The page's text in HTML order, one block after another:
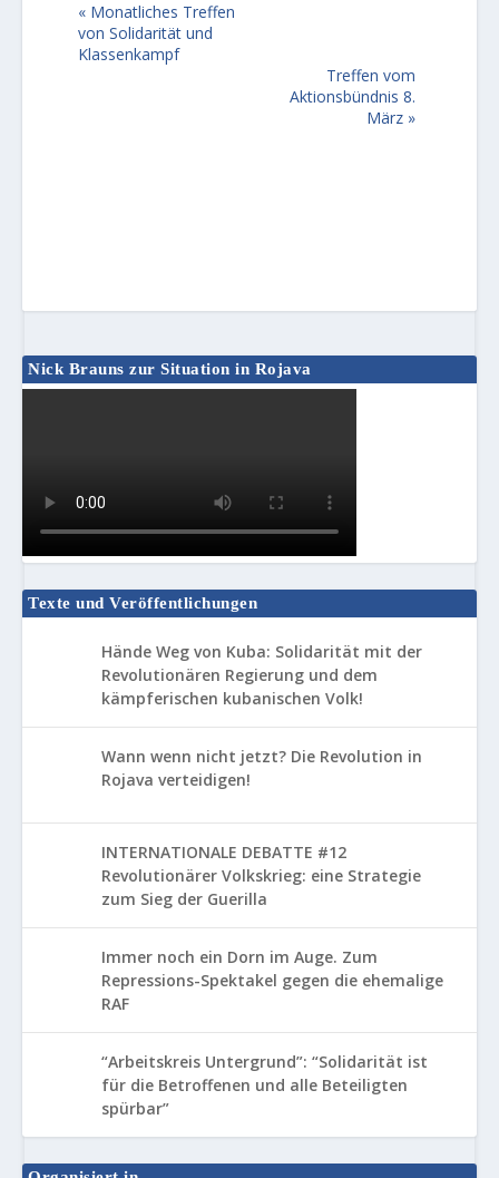
« Monatliches Treffen
von Solidarität und
Klassenkampf
Treffen vom
Aktionsbündnis 8.
März »
Nick Brauns zur Situation in Rojava
Texte und Veröffentlichungen
Hände Weg von Kuba: Solidarität mit der
Revolutionären Regierung und dem
kämpferischen kubanischen Volk!
Wann wenn nicht jetzt? Die Revolution in
Rojava verteidigen!
INTERNATIONALE DEBATTE #12
Revolutionärer Volkskrieg: eine Strategie
zum Sieg der Guerilla
Immer noch ein Dorn im Auge. Zum
Repressions-Spektakel gegen die ehemalige
RAF
“Arbeitskreis Untergrund”: “Solidarität ist
für die Betroffenen und alle Beteiligten
spürbar”